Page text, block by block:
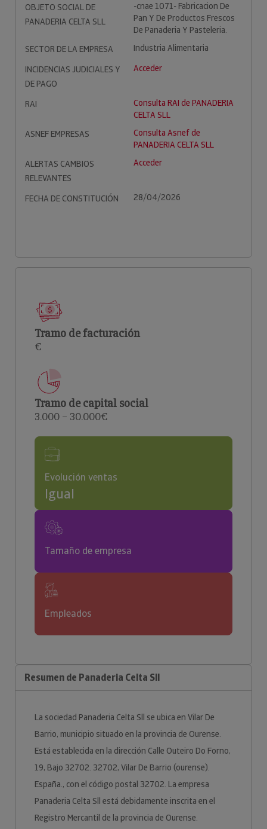
OBJETO SOCIAL DE
PANADERIA CELTA SLL
-cnae 1071- Fabricacion De
Pan Y De Productos Frescos
De Panaderia Y Pasteleria.
SECTOR DE LA EMPRESA
Industria Alimentaria
INCIDENCIAS JUDICIALES Y
DE PAGO
Acceder
RAI
Consulta RAI de PANADERIA
CELTA SLL
ASNEF EMPRESAS
Consulta Asnef de
PANADERIA CELTA SLL
ALERTAS CAMBIOS
RELEVANTES
Acceder
FECHA DE CONSTITUCIÓN 28/04/2026
Tramo de facturación
€
Tramo de capital social
3.000 – 30.000€
Evolución ventas
Igual
Tamaño de empresa
Empleados
Resumen de Panaderia Celta Sll
La sociedad Panaderia Celta Sll se ubica en Vilar De
Barrio, municipio situado en la provincia de Ourense.
Está establecida en la dirección Calle Outeiro Do Forno,
19, Bajo 32702. 32702, Vilar De Barrio (ourense).
España., con el código postal 32702. La empresa
Panaderia Celta Sll está debidamente inscrita en el
Registro Mercantil de la provincia de Ourense.